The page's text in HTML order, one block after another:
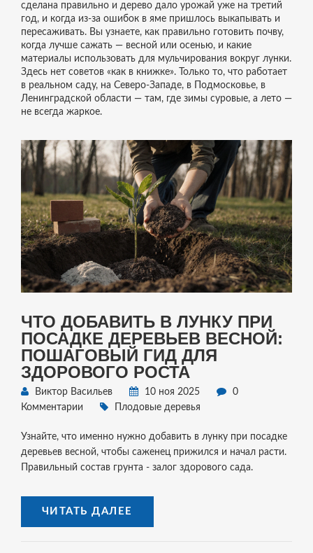
сделана правильно и дерево дало урожай уже на третий
год, и когда из-за ошибок в яме пришлось выкапывать и
пересаживать. Вы узнаете, как правильно готовить почву,
когда лучше сажать — весной или осенью, и какие
материалы использовать для мульчирования вокруг лунки.
Здесь нет советов «как в книжке». Только то, что работает
в реальном саду, на Северо-Западе, в Подмосковье, в
Ленинградской области — там, где зимы суровые, а лето —
не всегда жаркое.
ЧТО ДОБАВИТЬ В ЛУНКУ ПРИ
ПОСАДКЕ ДЕРЕВЬЕВ ВЕСНОЙ:
ПОШАГОВЫЙ ГИД ДЛЯ
ЗДОРОВОГО РОСТА
Виктор Васильев 10 ноя 2025
0
Комментарии
Плодовые деревья
Узнайте, что именно нужно добавить в лунку при посадке
деревьев весной, чтобы саженец прижился и начал расти.
Правильный состав грунта - залог здорового сада.
ЧИТАТЬ ДАЛЕЕ